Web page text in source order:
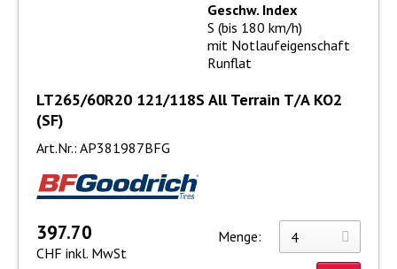
LT265/60R20 121/118S All Terrain T/A KO2
(SF)
Art.Nr.: AP381987BFG
Geschw. Index
S (bis 180 km/h)
mit Notlaufeigenschaft
Runflat
397.70
CHF inkl. MwSt
Menge: